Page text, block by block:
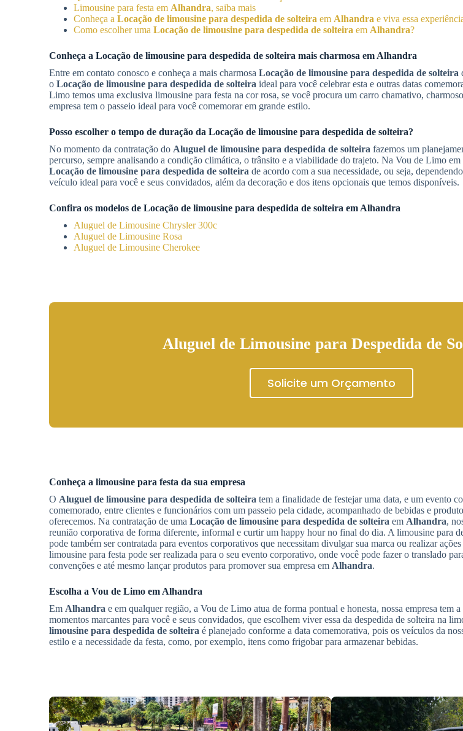
Limousine para festa em Alhandra, saiba mais
Conheça a Locação de limousine para despedida de solteira em Alhandra e viva essa
Como escolher uma Locação de limousine para despedida de solteira em Alhandra?
Conheça a Locação de limousine para despedida de solteira mais charmosa em Alhandra
Entre em contato conosco e conheça a mais charmosa Locação de limousine para despedida de solteira
o Locação de limousine para despedida de solteira ideal para você celebrar esta e outras datas
Limo temos uma exclusiva limousine para festa na cor rosa, se você procura um carro chamativo,
empresa tem o passeio ideal para você comemorar em grande estilo.
Posso escolher o tempo de duração da Locação de limousine para despedida de solteira?
No momento da contratação do Aluguel de limousine para despedida de solteira fazemos um
percurso, sempre analisando a condição climática, o trânsito e a viabilidade do trajeto. Na Vou de Limo em
Locação de limousine para despedida de solteira de acordo com a sua necessidade, ou seja,
veículo ideal para você e seus convidados, além da decoração e dos itens opcionais que temos disponíveis.
Confira os modelos de Locação de limousine para despedida de solteira em Alhandra
Aluguel de Limousine Chrysler 300c
Aluguel de Limousine Rosa
Aluguel de Limousine Cherokee
Aluguel de Limousine para Despedida de
Solicite um Orçamento
Conheça a limousine para festa da sua empresa
O Aluguel de limousine para despedida de solteira tem a finalidade de festejar uma data, e um evento
comemorado, entre clientes e funcionários com um passeio pela cidade, acompanhado de bebidas e
oferecemos. Na contratação de uma Locação de limousine para despedida de solteira em Alhandra,
reunião corporativa de forma diferente, informal e curtir um happy hour no final do dia. A limousine para
pode também ser contratada para eventos corporativos que necessitam divulgar sua marca ou realizar
limousine para festa pode ser realizada para o seu evento corporativo, onde você pode fazer o translado
convenções e até mesmo lançar produtos para promover sua empresa em Alhandra.
Escolha a Vou de Limo em Alhandra
Em Alhandra e em qualquer região, a Vou de Limo atua de forma pontual e honesta, nossa empresa tem
momentos marcantes para você e seus convidados, que escolhem viver essa da despedida de solteira na
limousine para despedida de solteira é planejado conforme a data comemorativa, pois os veículos da
estilo e a necessidade da festa, como, por exemplo, itens como frigobar para armazenar bebidas.